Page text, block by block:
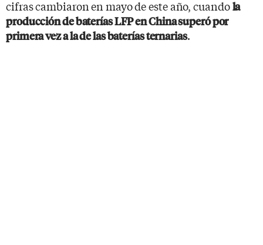
cifras cambiaron en mayo de este año, cuandola
producción de baterías LFP en China superó por
primera vez a la de las baterías ternarias.